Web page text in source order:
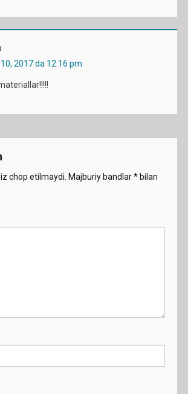
2017 da 12:16 pm
chop etilmaydi. Majburiy bandlar*bilan